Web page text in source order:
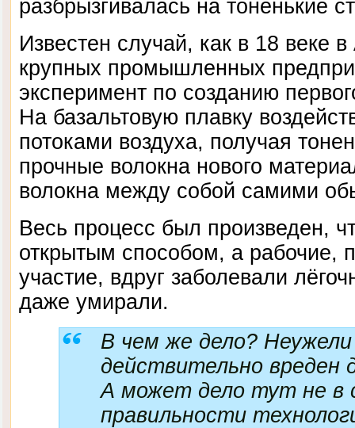
разбрызгивалась на тоненькие
Известен случай, как в 18 веке
крупных промышленных
эксперимент по созданию
На базальтовую плавку
потоками воздуха, получая
прочные волокна нового
волокна между собой самими
Весь процесс был произведен,
открытым способом, а рабочие,
участие, вдруг заболевали
даже умирали.
В чем же дело?
действительно вреден
А может дело тут не в
правильности